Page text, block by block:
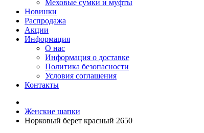
Меховые сумки и муфты
Новинки
Распродажа
Акции
Информация
О нас
Информация о доставке
Политика безопасности
Условия соглашения
Контакты
Женские шапки
Норковый берет красный 2650